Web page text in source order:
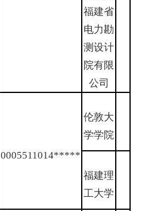
福建省
电力勘
测设计
院有限
公司
0005511014*****
伦敦大
学学院
福建理
工大学